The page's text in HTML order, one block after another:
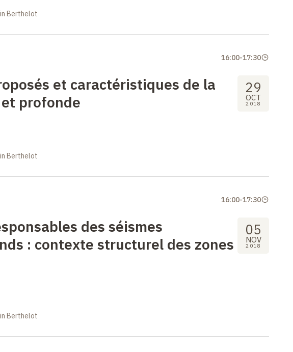
Berthelot
et caractéristiques de la
profonde
29
OCT
2018
16:00-17:30
Berthelot
des séismes
: contexte structurel des zones
05
NOV
2018
16:00-17:30
Berthelot